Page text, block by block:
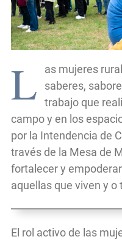
L
as mujeres
saberes,
trabajo que
campo y en los
por la Intendencia de
través de la Mesa de
fortalecer y
aquellas que viven y
El rol activo de las